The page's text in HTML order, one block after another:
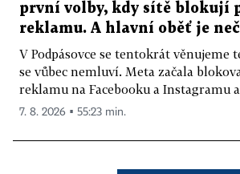
první volby, kdy sítě blokují
reklamu. A hlavní oběť je
V Podpásovce se tentokrát věnujeme
se vůbec nemluví. Meta začala
reklamu na Facebooku a Instagramu
7. 8. 2026 ▪ 55:23 min.